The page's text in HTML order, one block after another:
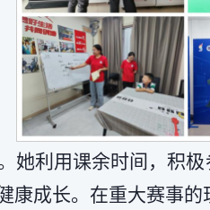
她利用课余时间，积
成长。在重大赛事